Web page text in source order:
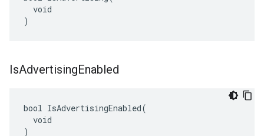
  void
)
IsAdvertisingEnabled
bool IsAdvertisingEnabled(
  void
)